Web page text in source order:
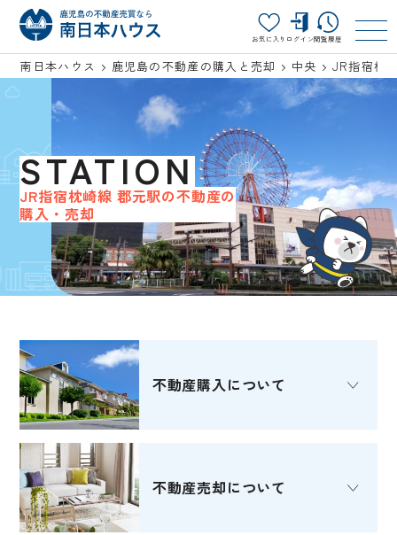
お気に入り ログイン閲覧履歴
南日本ハウス 鹿児島の不動産の購入と売却 中央 JR指宿枕
STATION
JR指宿枕崎線 郡元駅の不動産の
購入・売却
不動産購入について
不動産売却について